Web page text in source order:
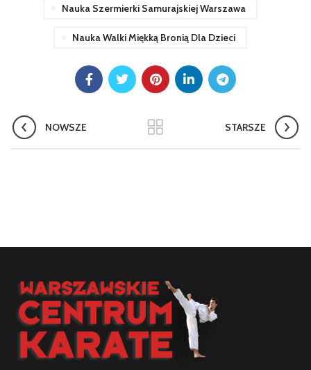
Nauka Szermierki Samurajskiej Warszawa
Nauka Walki Miękką Bronią Dla Dzieci
NOWSZE STARSZE